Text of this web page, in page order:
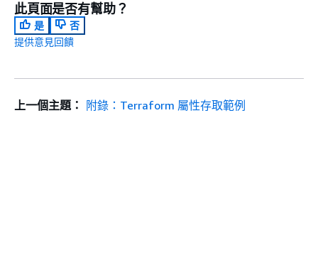
此頁面是否有幫助？
是
否
提供意見回饋
上一個主題： 附錄：Terraform 屬性存取範例